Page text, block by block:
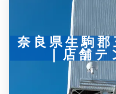
奈良県生駒
｜店舗